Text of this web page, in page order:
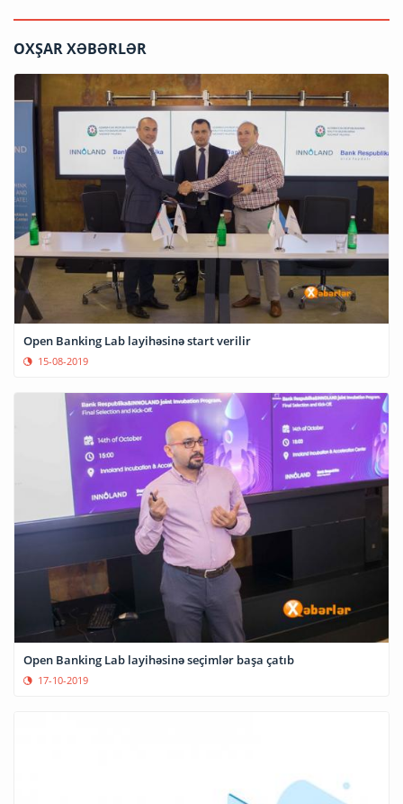
OXŞAR XƏBƏRLƏR
Open Banking Lab layihəsinə start verilir
15-08-2019
Open Banking Lab layihəsinə seçimlər başa çatıb
17-10-2019